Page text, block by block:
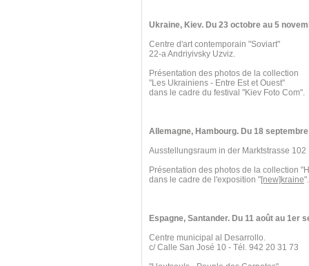
Ukraine, Kiev. Du 23 octobre au 5
Centre d'art contemporain "Soviart"
22-a Andriyivsky Uzviz.
Présentation des photos de la collection
"Les Ukrainiens - Entre Est et Ouest"
dans le cadre du festival "Kiev Foto Com".
Allemagne, Hambourg. Du 18
Ausstellungsraum in der Marktstrasse 102
Présentation des photos de la collection
dans le cadre de l'exposition "[new]kraine".
Espagne, Santander. Du 11 août au 1er
Centre municipal al Desarrollo.
c/ Calle San José 10 - Tél. 942 20 31 73